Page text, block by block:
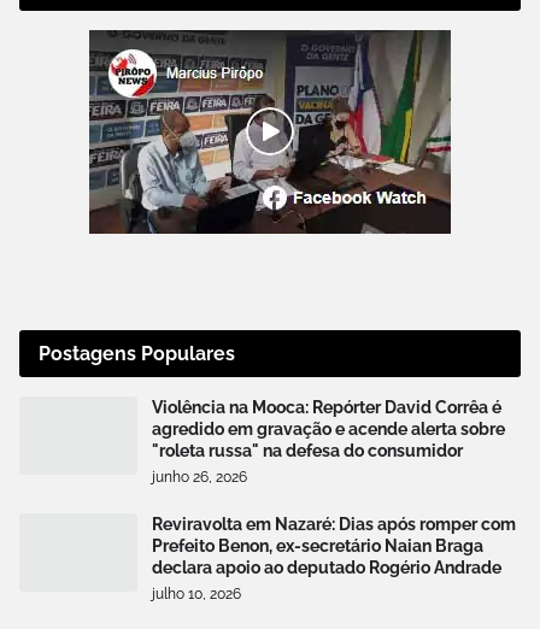
Postagens Populares
Violência na Mooca: Repórter David Corrêa é
agredido em gravação e acende alerta sobre
"roleta russa" na defesa do consumidor
junho 26, 2026
Reviravolta em Nazaré: Dias após romper com
Prefeito Benon, ex-secretário Naian Braga
declara apoio ao deputado Rogério Andrade
julho 10, 2026